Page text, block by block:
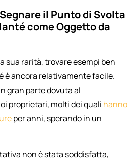
il Punto di Svolta
come Oggetto da
sua rarità, trovare esempi ben
è ancora relativamente facile.
gran parte dovuta al
proprietari, molti dei quali hanno
per anni, sperando in un
non è stata soddisfatta,